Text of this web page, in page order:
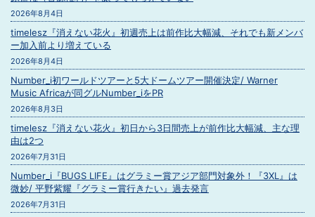
2026年8月4日
timelesz『消えない花火』初週売上は前作比大幅減、それでも新メンバ
ー加入前より増えている
2026年8月4日
Number_i初ワールドツアーと5大ドームツアー開催決定/ Warner
Music Africaが同グルNumber_iをPR
2026年8月3日
timelesz『消えない花火』初日から3日間売上が前作比大幅減、主な理
由は2つ
2026年7月31日
Number_i『BUGS LIFE』はグラミー賞アジア部門対象外！『3XL』は
微妙/ 平野紫耀『グラミー賞行きたい』過去発言
2026年7月31日